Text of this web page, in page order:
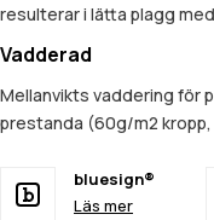
resulterar i lätta plagg
Vadderad
Mellanvikts vaddering för
prestanda (60g/m2
bluesign®
Läs mer